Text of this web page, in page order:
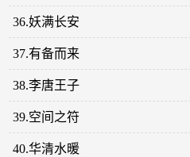
36.妖满长安
37.有备而来
38.李唐王子
39.空间之符
40.华清水暖